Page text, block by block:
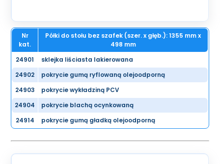
Nr
kat.
Półki do stołu bez szafek (szer. x głęb.): 1355 mm x
498 mm
24901
sklejka liściasta lakierowana
24902
pokrycie gumą ryflowaną olejoodporną
24903
pokrycie wykładziną PCV
24904
pokrycie blachą ocynkowaną
24914
pokrycie gumą gładką olejoodporną